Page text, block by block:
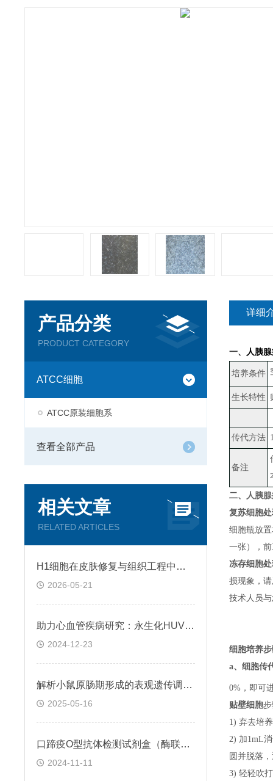
产品分类
PRODUCT CATEGORY
ATCC细胞
ATCC原装细胞系
查看全部产品
相关文章
RELATED ARTICLES
H1细胞在皮肤修复与组织工程中的应用前景
2026-05-21
助力心血管疾病研究：永生化HUVEC!
2024-12-23
解析小鼠原肠期形成的表观遗传调控规律
2025-05-16
口蹄疫O型抗体检测试剂盒（酶联免疫法）检测原理
2024-11-11
详细
一、 人胰
培养条件
生长特性
传代方法
备注
二、
人胰
复苏细胞
细胞瓶放
一张）
，
冻存细胞
损现象，
技术人员
细胞培养
a、 细胞传
0%，即可
贴壁细胞
1) 弃去培
2) 加1mL
圆并脱落
3) 轻轻吹